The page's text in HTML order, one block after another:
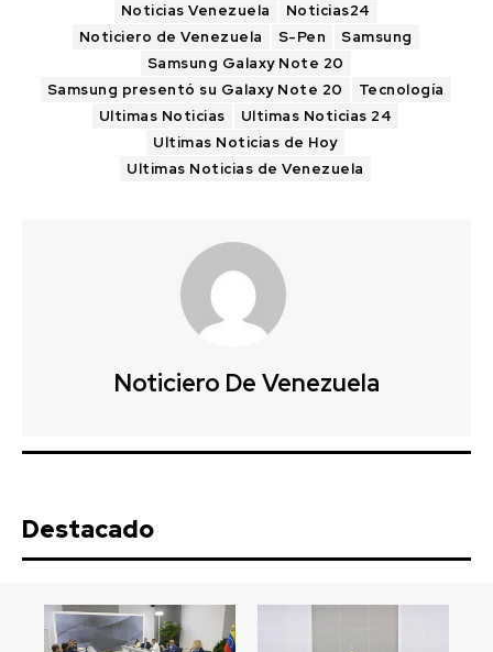
Noticias Venezuela
Noticias24
Noticiero de Venezuela
S-Pen
Samsung
Samsung Galaxy Note 20
Samsung presentó su Galaxy Note 20
Tecnología
Ultimas Noticias
Ultimas Noticias 24
Ultimas Noticias de Hoy
Ultimas Noticias de Venezuela
Noticiero De Venezuela
Destacado